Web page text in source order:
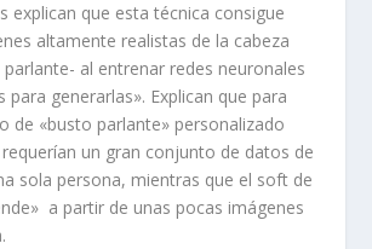
explican que esta técnica consigue
altamente realistas de la cabeza
al entrenar redes neuronales
para generarlas». Explican que para
de «busto parlante» personalizado
un gran conjunto de datos de
sola persona, mientras que el soft de
a partir de unas pocas imágenes